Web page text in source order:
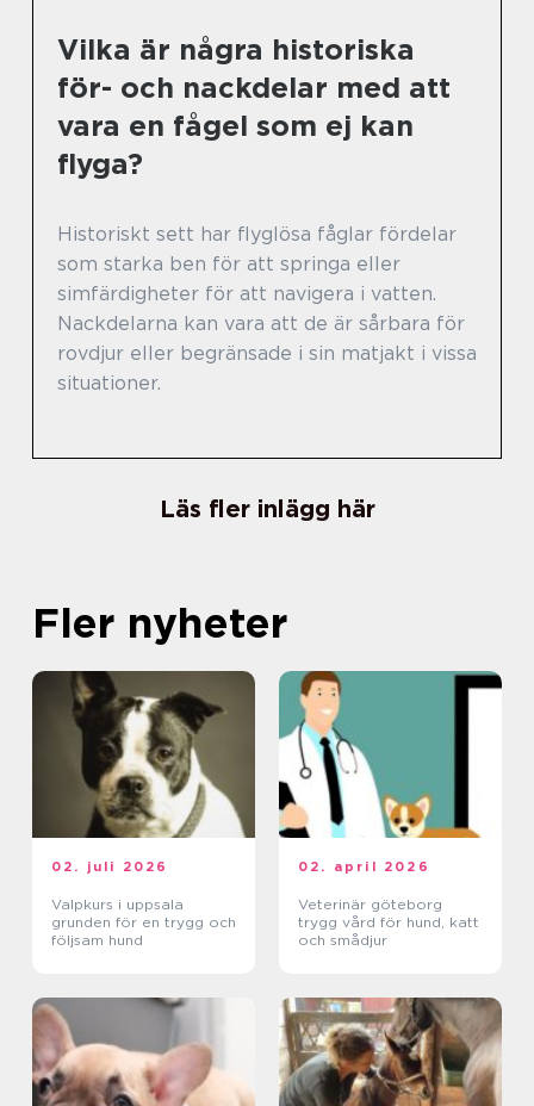
Vilka är några historiska
för- och nackdelar med att
vara en fågel som ej kan
flyga?
Historiskt sett har flyglösa fåglar fördelar
som starka ben för att springa eller
simfärdigheter för att navigera i vatten.
Nackdelarna kan vara att de är sårbara för
rovdjur eller begränsade i sin matjakt i vissa
situationer.
Läs fler inlägg här
Fler nyheter
02. juli 2026
Valpkurs i uppsala
grunden för en trygg och
följsam hund
02. april 2026
Veterinär göteborg
trygg vård för hund, katt
och smådjur